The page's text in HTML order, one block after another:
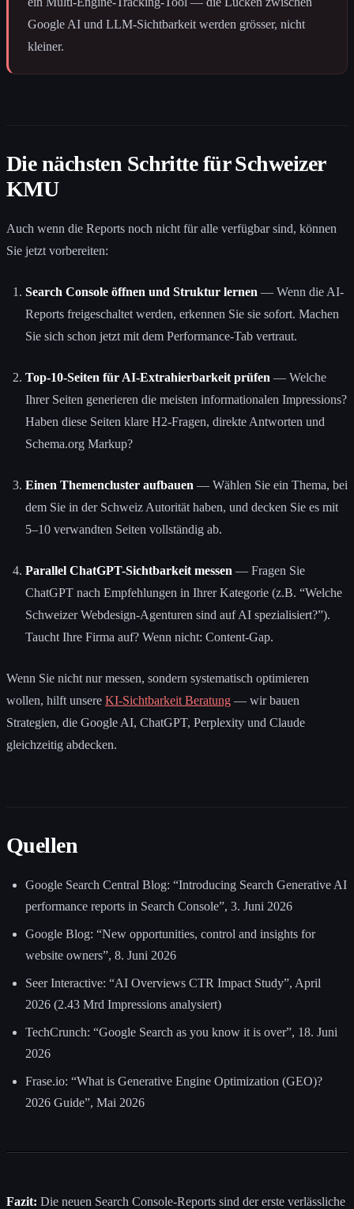
Google AI und LLM-Sichtbarkeit werden grösser, nicht
kleiner.
Die nächsten Schritte für Schweizer
KMU
Auch wenn die Reports noch nicht für alle verfügbar sind, können
Sie jetzt vorbereiten:
Search Console öffnen und Struktur lernen — Wenn die AI-
Reports freigeschaltet werden, erkennen Sie sie sofort. Machen
Sie sich schon jetzt mit dem Performance-Tab vertraut.
Top-10-Seiten für AI-Extrahierbarkeit prüfen — Welche
Ihrer Seiten generieren die meisten informationalen Impressions?
Haben diese Seiten klare H2-Fragen, direkte Antworten und
Schema.org Markup?
Einen Themencluster aufbauen — Wählen Sie ein Thema, bei
dem Sie in der Schweiz Autorität haben, und decken Sie es mit
5–10 verwandten Seiten vollständig ab.
Parallel ChatGPT-Sichtbarkeit messen — Fragen Sie
ChatGPT nach Empfehlungen in Ihrer Kategorie (z.B. “Welche
Schweizer Webdesign-Agenturen sind auf AI spezialisiert?”).
Taucht Ihre Firma auf? Wenn nicht: Content-Gap.
Wenn Sie nicht nur messen, sondern systematisch optimieren
wollen, hilft unsere KI-Sichtbarkeit Beratung — wir bauen
Strategien, die Google AI, ChatGPT, Perplexity und Claude
gleichzeitig abdecken.
Quellen
Google Search Central Blog: “Introducing Search Generative AI
performance reports in Search Console”, 3. Juni 2026
Google Blog: “New opportunities, control and insights for
website owners”, 8. Juni 2026
Seer Interactive: “AI Overviews CTR Impact Study”, April
2026 (2.43 Mrd Impressions analysiert)
TechCrunch: “Google Search as you know it is over”, 18. Juni
2026
Frase.io: “What is Generative Engine Optimization (GEO)?
2026 Guide”, Mai 2026
Fazit: Die neuen Search Console-Reports sind der erste verlässliche